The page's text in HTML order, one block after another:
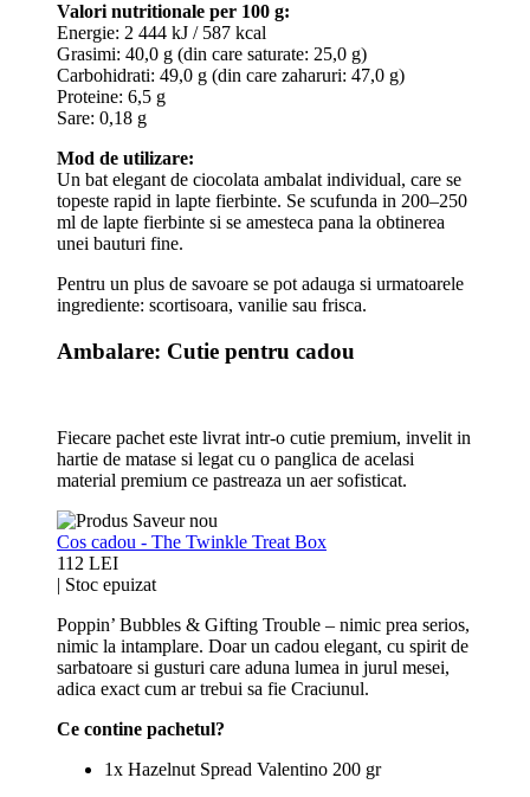
Valori nutritionale per 100 g:
Energie: 2 444 kJ / 587 kcal
Grasimi: 40,0 g (din care saturate: 25,0 g)
Carbohidrati: 49,0 g (din care zaharuri: 47,0 g)
Proteine: 6,5 g
Sare: 0,18 g
Mod de utilizare:
Un bat elegant de ciocolata ambalat individual, care se
topeste rapid in lapte fierbinte. Se scufunda in 200–250
ml de lapte fierbinte si se amesteca pana la obtinerea
unei bauturi fine.
Pentru un plus de savoare se pot adauga si urmatoarele
ingrediente: scortisoara, vanilie sau frisca.
Ambalare: Cutie pentru cadou
Fiecare pachet este livrat intr-o cutie premium, invelit in
hartie de matase si legat cu o panglica de acelasi
material premium ce pastreaza un aer sofisticat.
Cos cadou - The Twinkle Treat Box
112 LEI
| Stoc epuizat
Poppin’ Bubbles & Gifting Trouble – nimic prea serios,
nimic la intamplare. Doar un cadou elegant, cu spirit de
sarbatoare si gusturi care aduna lumea in jurul mesei,
adica exact cum ar trebui sa fie Craciunul.
Ce contine pachetul?
1x Hazelnut Spread Valentino 200 gr